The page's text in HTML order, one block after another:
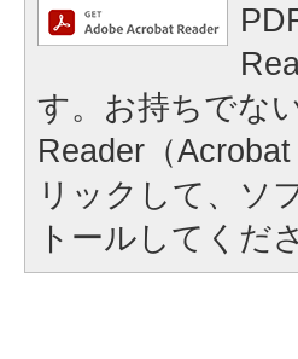
す。お持ちでな
Reader（
リックして、ソ
トールしてくだ